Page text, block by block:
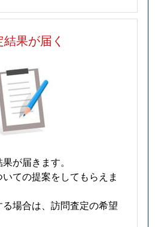
果が届く
が届きます。
ての提案をしてもらえま
場合は、訪問査定の希望